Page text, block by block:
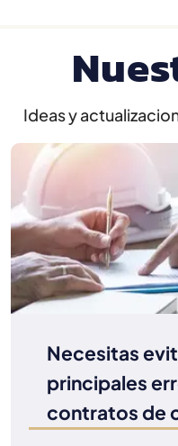
Ideas y
Necesitas
principales
contratos de